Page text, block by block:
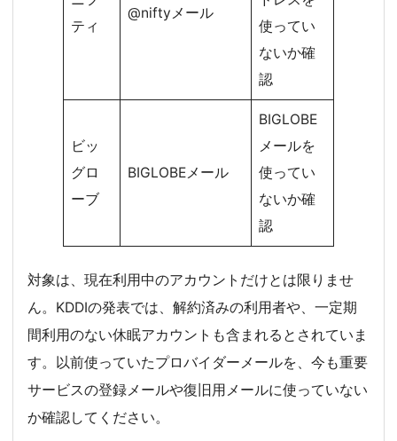
ティ
@niftyメール
使ってい
ないか確
認
ビッ
グロ
ーブ
BIGLOBEメール
BIGLOBE
メールを
使ってい
ないか確
認
対象は、現在利用中のアカウントだけとは限りませ
ん。KDDIの発表では、解約済みの利用者や、一定期
間利用のない休眠アカウントも含まれるとされていま
す。以前使っていたプロバイダーメールを、今も重要
サービスの登録メールや復旧用メールに使っていない
か確認してください。